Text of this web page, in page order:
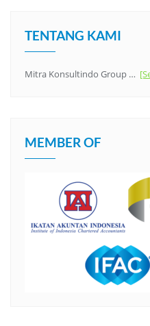
TENTANG KAMI
Mitra Konsultindo Group …
MEMBER OF